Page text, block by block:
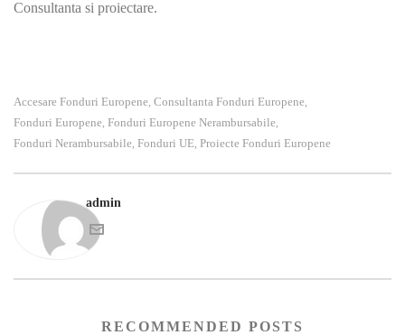
Consultanta si proiectare.
Accesare Fonduri Europene, Consultanta Fonduri Europene,
Fonduri Europene, Fonduri Europene Nerambursabile,
Fonduri Nerambursabile, Fonduri UE, Proiecte Fonduri Europene
admin
RECOMMENDED POSTS